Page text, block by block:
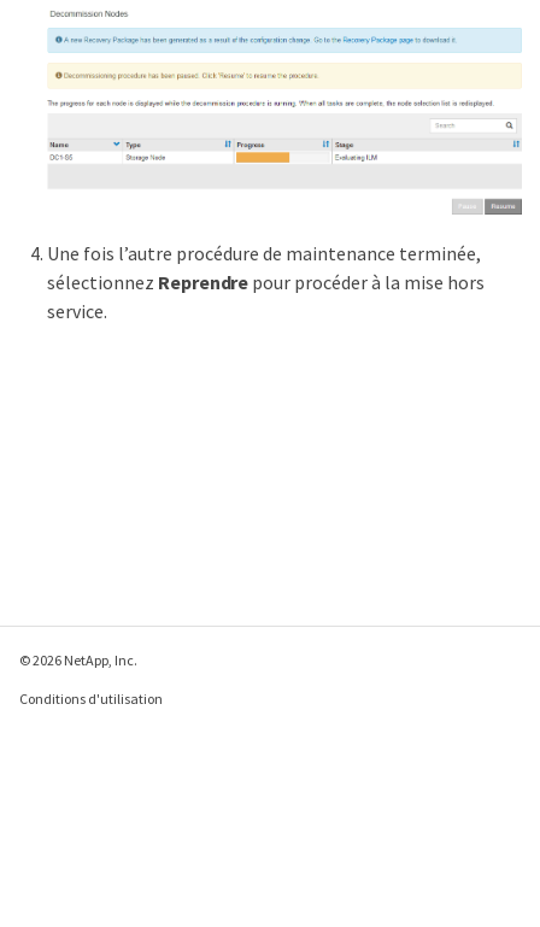
Une fois l’autre procédure de maintenance terminée,
sélectionnez Reprendre pour procéder à la mise hors
service.
© 2026 NetApp, Inc.
Conditions d'utilisation